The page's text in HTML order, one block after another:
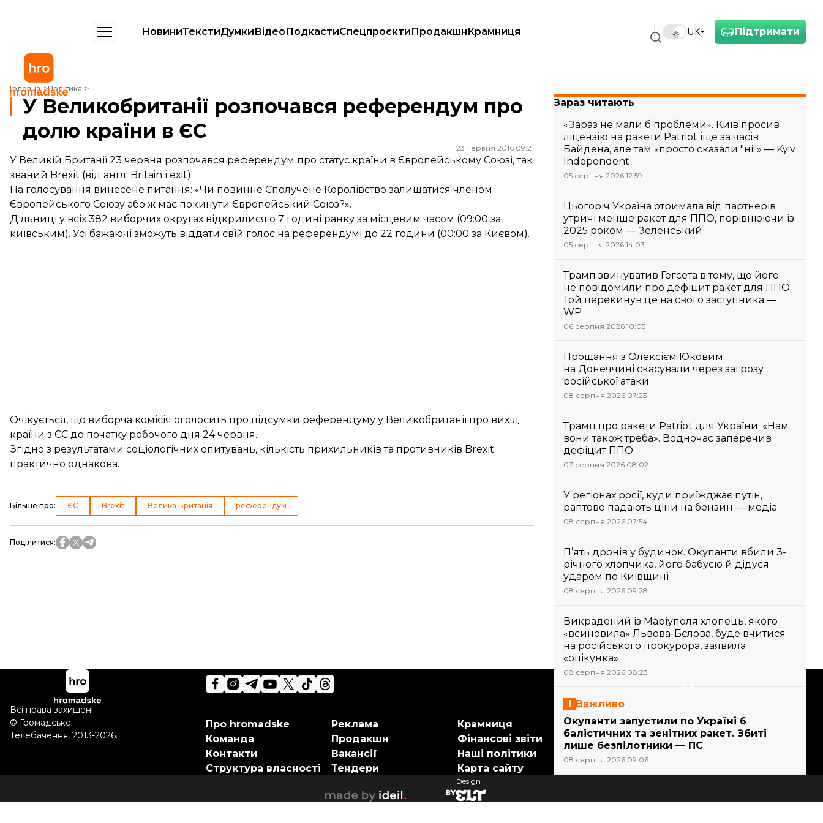
Підтримати
UK
НовиниТекстиДумкиВідеоПодкастиСпецпроєктиПродакшнКрамниця
Головна Політика
У Великобританії розпочався референдум про долю країни в ЄС
У Великобританії розпочався референдум про
долю країни в ЄС
23 червня 2016 09:21
У Великій Британії 23 червня розпочався референдум про статус країни в Європейському Союзі, так
званий Brexit (від англ. Britain і exit).
На голосування винесене питання: «Чи повинне Сполучене Королівство залишатися членом
Європейського Союзу або ж має покинути Європейський Союз?».
Дільниці у всіх 382 виборчих округах відкрилися о 7 годині ранку за місцевим часом (09:00 за
київським). Усі бажаючі зможуть віддати свій голос на референдумі до 22 години (00:00 за Києвом).
Очікується, що виборча комісія оголосить про підсумки референдуму у Великобританії про вихід
країни з ЄС до початку робочого дня 24 червня.
Згідно з результатами соціологічних опитувань, кількість прихильників та противників Brexit
практично однакова.
Більше про: ЄС Brexit Велика Британія референдум
Поділитися:
Зараз читають
«Зараз не мали б проблеми». Київ просив
ліцензію на ракети Patriot іще за часів
Байдена, але там «просто сказали "ні"» — Kyiv
Independent
05 серпня 2026 12:59
Цьогоріч Україна отримала від партнерів
утричі менше ракет для ППО, порівнюючи із
2025 роком — Зеленський
05 серпня 2026 14:03
Трамп звинуватив Гегсета в тому, що його
не повідомили про дефіцит ракет для ППО.
Той перекинув це на свого заступника —
WP
06 серпня 2026 10:05
Прощання з Олексієм Юковим
на Донеччині скасували через загрозу
російської атаки
08 серпня 2026 07:23
Трамп про ракети Patriot для України: «Нам
вони також треба». Водночас заперечив
дефіцит ППО
07 серпня 2026 08:02
У регіонах росії, куди приїжджає путін,
раптово падають ціни на бензин — медіа
08 серпня 2026 07:54
П’ять дронів у будинок. Окупанти вбили 3-
річного хлопчика, його бабусю й дідуся
ударом по Київщині
08 серпня 2026 09:28
Викрадений із Маріуполя хлопець, якого
«всиновила» Львова-Бєлова, буде вчитися
на російського прокурора, заявила
«опікунка»
08 серпня 2026 08:23
Важливо
Окупанти запустили по Україні 6
балістичних та зенітних ракет. Збиті
лише безпілотники — ПС
08 серпня 2026 09:06
Підтримай hromadske.
Ми працюємо для тебе та
Про hromadske
Команда
Контакти
Структура власності
Реклама
Продакшн
Вакансії
Тендери
Крамниця
Фінансові звіти
Наші політики
Карта сайту
Всі права захищені:
© Громадське
Телебачення, 2013-2026.
ideil
Design
elt